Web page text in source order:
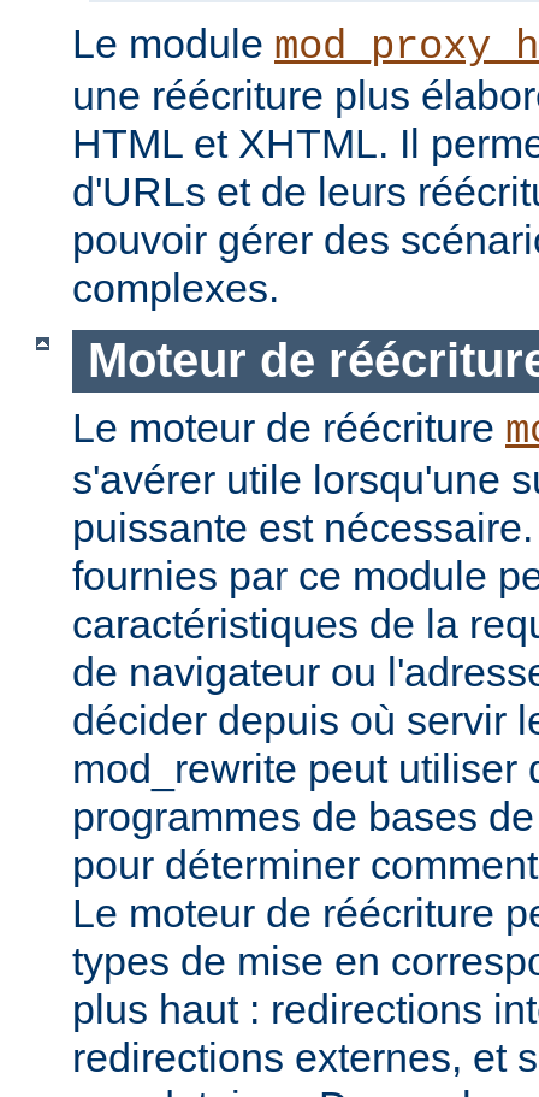
Le module
une réécriture plus
HTML et XHTML. Il
d'URLs et de leurs
pouvoir gérer des
complexes.
Moteur de
Le moteur de réécriture
s'avérer utile lorsqu'une
puissante est
fournies par ce module
caractéristiques de la
de navigateur ou
décider depuis où servir
mod_rewrite peut utiliser
programmes de bases
pour déterminer
Le moteur de réécriture
types de mise en
plus haut : redirections
redirections externes, et